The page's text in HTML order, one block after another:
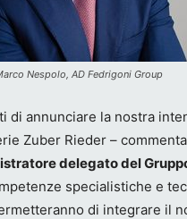
Nespolo, AD Fedrigoni Group
di annunciare la nostra
Zuber Rieder – commenta
delegato del
specialistiche e
di integrare il